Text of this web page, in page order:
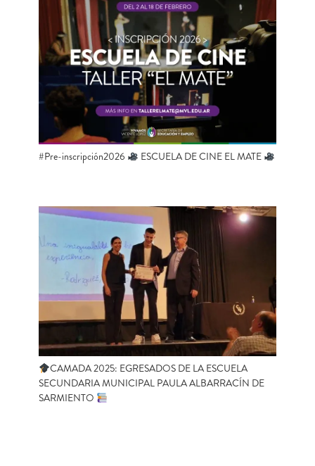
#Pre-inscripción2026 ESCUELA DE CINE EL MATE
CAMADA 2025: EGRESADOS DE LA ESCUELA
SECUNDARIA MUNICIPAL PAULA ALBARRACÍN DE
SARMIENTO